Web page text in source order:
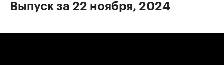
Выпуск за 22 ноября, 2024